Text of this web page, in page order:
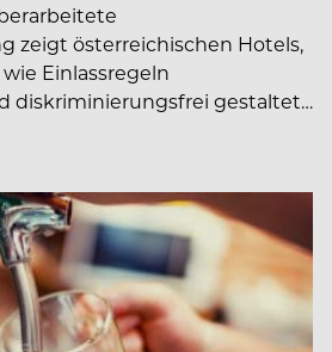
zeigt österreichischen Hotels,
Einlassregeln
diskriminierungsfrei gestaltet…